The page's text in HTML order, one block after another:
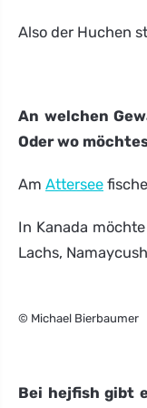
Also der Huchen
An welchen
Oder wo
Am Attersee
In Kanada
Lachs,
© Michael Bierbaumer
Bei hejfish gibt